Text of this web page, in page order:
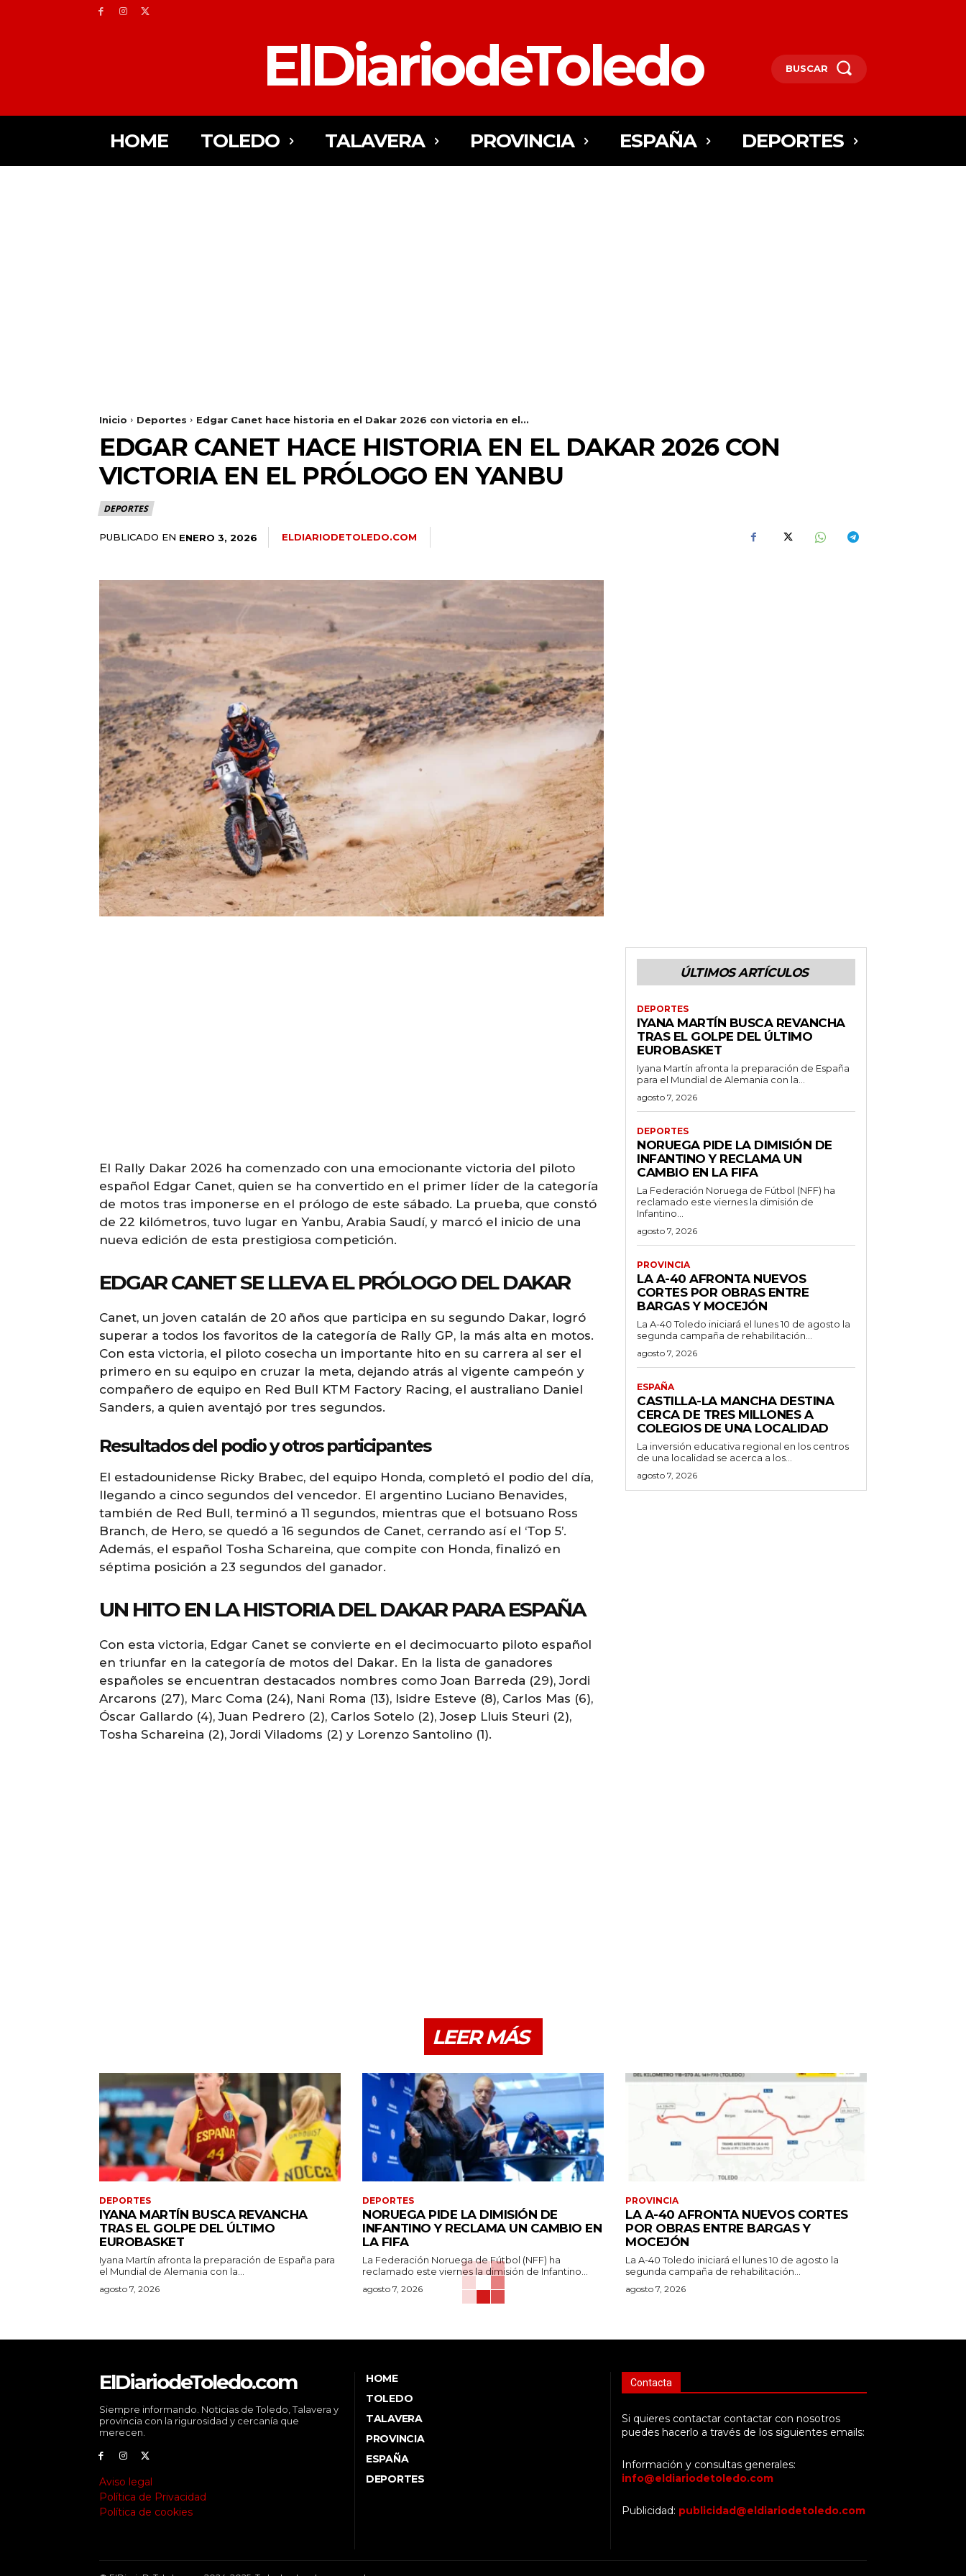
ElDiariodeToledo BUSCAR
HOME TOLEDO TALAVERA PROVINCIA ESPAÑA DEPORTES
Inicio Deportes Edgar Canet hace historia en el Dakar 2026 con victoria en el...
EDGAR CANET HACE HISTORIA EN EL DAKAR 2026 CON
VICTORIA EN EL PRÓLOGO EN YANBU
DEPORTES
PUBLICADO EN ENERO 3, 2026 ELDIARIODETOLEDO.COM
El Rally Dakar 2026 ha comenzado con una emocionante victoria del piloto
español Edgar Canet, quien se ha convertido en el primer líder de la categoría
de motos tras imponerse en el prólogo de este sábado. La prueba, que constó
de 22 kilómetros, tuvo lugar en Yanbu, Arabia Saudí, y marcó el inicio de una
nueva edición de esta prestigiosa competición.
EDGAR CANET SE LLEVA EL PRÓLOGO DEL DAKAR
Canet, un joven catalán de 20 años que participa en su segundo Dakar, logró
superar a todos los favoritos de la categoría de Rally GP, la más alta en motos.
Con esta victoria, el piloto cosecha un importante hito en su carrera al ser el
primero en su equipo en cruzar la meta, dejando atrás al vigente campeón y
compañero de equipo en Red Bull KTM Factory Racing, el australiano Daniel
Sanders, a quien aventajó por tres segundos.
Resultados del podio y otros participantes
El estadounidense Ricky Brabec, del equipo Honda, completó el podio del día,
llegando a cinco segundos del vencedor. El argentino Luciano Benavides,
también de Red Bull, terminó a 11 segundos, mientras que el botsuano Ross
Branch, de Hero, se quedó a 16 segundos de Canet, cerrando así el ‘Top 5’.
Además, el español Tosha Schareina, que compite con Honda, finalizó en
séptima posición a 23 segundos del ganador.
UN HITO EN LA HISTORIA DEL DAKAR PARA ESPAÑA
Con esta victoria, Edgar Canet se convierte en el decimocuarto piloto español
en triunfar en la categoría de motos del Dakar. En la lista de ganadores
españoles se encuentran destacados nombres como Joan Barreda (29), Jordi
Arcarons (27), Marc Coma (24), Nani Roma (13), Isidre Esteve (8), Carlos Mas (6),
Óscar Gallardo (4), Juan Pedrero (2), Carlos Sotelo (2), Josep Lluis Steuri (2),
Tosha Schareina (2), Jordi Viladoms (2) y Lorenzo Santolino (1).
ÚLTIMOS ARTÍCULOS
DEPORTES
IYANA MARTÍN BUSCA REVANCHA
TRAS EL GOLPE DEL ÚLTIMO
EUROBASKET
Iyana Martín afronta la preparación de España
para el Mundial de Alemania con la...
agosto 7, 2026
DEPORTES
NORUEGA PIDE LA DIMISIÓN DE
INFANTINO Y RECLAMA UN
CAMBIO EN LA FIFA
La Federación Noruega de Fútbol (NFF) ha
reclamado este viernes la dimisión de
Infantino...
agosto 7, 2026
PROVINCIA
LA A-40 AFRONTA NUEVOS
CORTES POR OBRAS ENTRE
BARGAS Y MOCEJÓN
La A-40 Toledo iniciará el lunes 10 de agosto la
segunda campaña de rehabilitación...
agosto 7, 2026
ESPAÑA
CASTILLA-LA MANCHA DESTINA
CERCA DE TRES MILLONES A
COLEGIOS DE UNA LOCALIDAD
La inversión educativa regional en los centros
de una localidad se acerca a los...
agosto 7, 2026
LEER MÁS
DEPORTES
IYANA MARTÍN BUSCA REVANCHA
TRAS EL GOLPE DEL ÚLTIMO
EUROBASKET
Iyana Martín afronta la preparación de España para
el Mundial de Alemania con la...
agosto 7, 2026
DEPORTES
NORUEGA PIDE LA DIMISIÓN DE
INFANTINO Y RECLAMA UN CAMBIO EN
LA FIFA
La Federación Noruega de Fútbol (NFF) ha
reclamado este viernes la dimisión de Infantino...
agosto 7, 2026
PROVINCIA
LA A-40 AFRONTA NUEVOS CORTES
POR OBRAS ENTRE BARGAS Y
MOCEJÓN
La A-40 Toledo iniciará el lunes 10 de agosto la
segunda campaña de rehabilitación...
agosto 7, 2026
ElDiariodeToledo.com
Siempre informando. Noticias de Toledo, Talavera y
provincia con la rigurosidad y cercanía que
merecen.
Aviso legal
Política de Privacidad
Política de cookies
HOME
TOLEDO
TALAVERA
PROVINCIA
ESPAÑA
DEPORTES
Contacta
Si quieres contactar contactar con nosotros
puedes hacerlo a través de los siguientes emails:
Información y consultas generales:
info@eldiariodetoledo.com
Publicidad: publicidad@eldiariodetoledo.com